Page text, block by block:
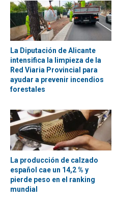
La Diputación de Alicante
intensifica la limpieza de la
Red Viaria Provincial para
ayudar a prevenir incendios
forestales
La producción de calzado
español cae un 14,2 % y
pierde peso en el ranking
mundial